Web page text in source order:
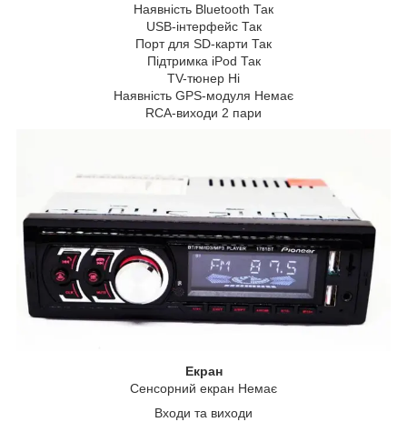
Наявність Bluetooth Так
USB-інтерфейс Так
Порт для SD-карти Так
Підтримка iPod Так
TV-тюнер Ні
Наявність GPS-модуля Немає
RCA-виходи 2 пари
Екран
Сенсорний екран Немає
Входи та виходи